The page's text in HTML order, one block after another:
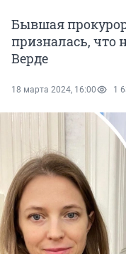
Бывшая
призналась, что
Верде
18 марта 2024, 16:00 1